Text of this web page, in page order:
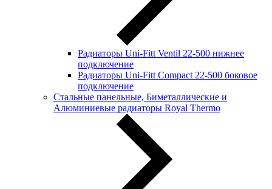
Радиаторы Uni-Fitt Ventil 22-500 нижнее
подключение
Радиаторы Uni-Fitt Compact 22-500 боковое
подключение
Стальные панельные, Биметаллические и
Алюминиевые радиаторы Royal Thermo